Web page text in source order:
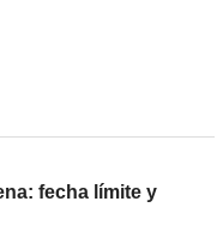
fecha límite y